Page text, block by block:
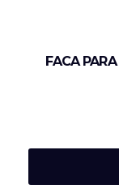
FACA